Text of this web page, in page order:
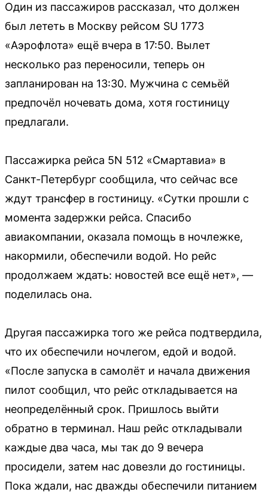
Один из пассажиров рассказал, что должен
был лететь в Москву рейсом SU 1773
«Аэрофлота» ещё вчера в 17:50. Вылет
несколько раз переносили, теперь он
запланирован на 13:30. Мужчина с семьёй
предпочёл ночевать дома, хотя гостиницу
предлагали.
Пассажирка рейса 5N 512 «Смартавиа» в
Санкт-Петербург сообщила, что сейчас все
ждут трансфер в гостиницу. «Сутки прошли с
момента задержки рейса. Спасибо
авиакомпании, оказала помощь в ночлежке,
накормили, обеспечили водой. Но рейс
продолжаем ждать: новостей все ещё нет», —
поделилась она.
Другая пассажирка того же рейса подтвердила,
что их обеспечили ночлегом, едой и водой.
«После запуска в самолёт и начала движения
пилот сообщил, что рейс откладывается на
неопределённый срок. Пришлось выйти
обратно в терминал. Наш рейс откладывали
каждые два часа, мы так до 9 вечера
просидели, затем нас довезли до гостиницы.
Пока ждали, нас дважды обеспечили питанием